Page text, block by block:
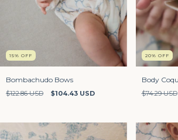
15% OFF
Bombachudo Bows
$122.86 USD $104.43 USD
20% OFF
Body
$74.29 USD